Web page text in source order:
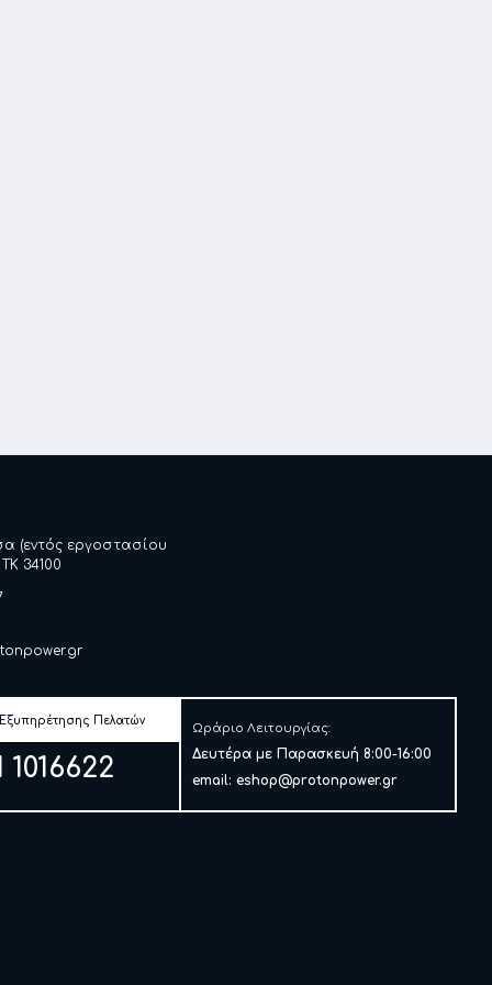
(εντός εργοστασίου
34100
Πελατών
1016622
Ωράριο Λειτουργίας:
Δευτέρα με Παρασκευή 8:00-16:00
email: eshop@protonpower.gr